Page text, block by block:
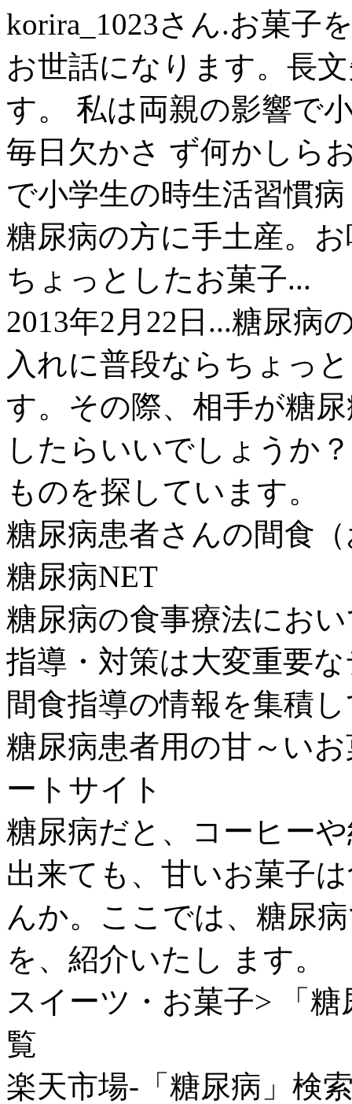
korira_1023さん.お菓子
お世話になります。長
す。 私は両親の影響で
毎日欠かさ ず何かしら
で小学生の時生活習慣病
糖尿病の方に手土産。
ちょっとしたお菓子...
2013年2月22日...糖尿病
入れに普段ならちょっ
す。その際、相手が糖
したらいいでしょうか
ものを探しています。
糖尿病患者さんの間食
糖尿病NET
糖尿病の食事療法にお
指導・対策は大変重要
間食指導の情報を集積
糖尿病患者用の甘～い
ートサイト
糖尿病だと、コーヒー
出来ても、甘いお菓子
んか。ここでは、糖尿
を、紹介いたし ます。
スイーツ・お菓子> 「
覧
楽天市場-「糖尿病」検